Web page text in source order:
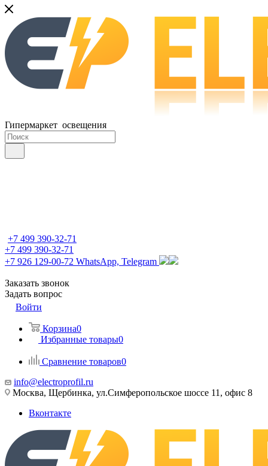
Гипермаркет освещения
+7 499 390-32-71
+7 499 390-32-71
+7 926 129-00-72 WhatsApp, Telegram
Заказать звонок
Задать вопрос
Войти
Корзина0
Избранные товары0
Сравнение товаров0
info@electroprofil.ru
Москва, Щербинка, ул.Симферопольское шоссе 11, офис 8
Вконтакте